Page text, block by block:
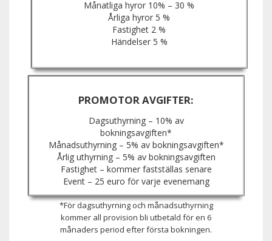
Månatliga hyror 10% – 30 %
Årliga hyror 5 %
Fastighet 2 %
Händelser 5 %
PROMOTOR AVGIFTER:
Dagsuthyrning – 10% av
bokningsavgiften*
Månadsuthyrning – 5% av bokningsavgiften*
Årlig uthyrning – 5% av bokningsavgiften
Fastighet – kommer fastställas senare
Event – 25 euro för varje evenemang
*För dagsuthyrning och månadsuthyrning
kommer all provision bli utbetald för en 6
månaders period efter första bokningen.